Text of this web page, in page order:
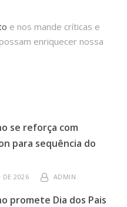
e nos mande críticas e
enriquecer nossa
se reforça com
para sequência do
DE 2026 ADMIN
promete Dia dos Pais